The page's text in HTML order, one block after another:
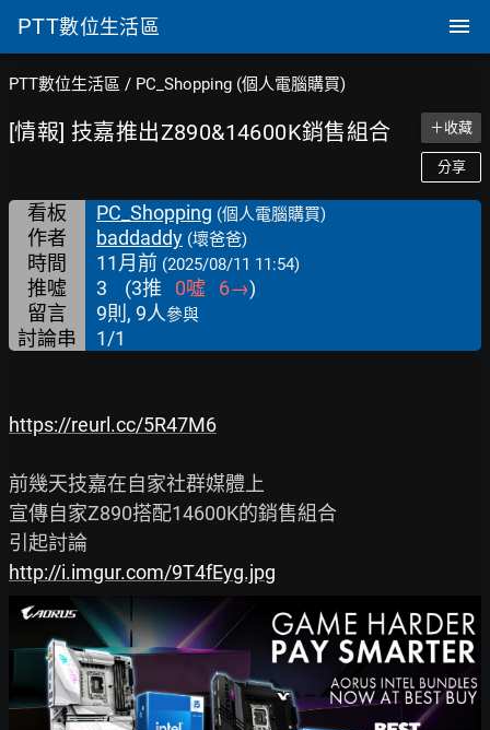
PTT數位生活區
PTT數位生活區 / PC_Shopping (個人電腦購買)
[情報] 技嘉推出Z890&14600K銷售組合 ＋收藏
分享
看板 PC_Shopping (個人電腦購買)
作者 baddaddy (壞爸爸)
時間 11月前 (2025/08/11 11:54)
推噓 3 (3推 0噓 6→)
留言
9則, 9人參與
討論串 1/1
https://reurl.cc/5R47M6
前幾天技嘉在自家社群媒體上
宣傳自家Z890搭配14600K的銷售組合
http://i.imgur.com/9T4fEyg.jpg